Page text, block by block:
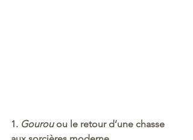
1. Gourou ou le retour d’une chasse